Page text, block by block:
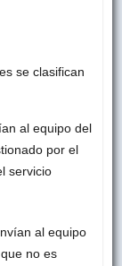
se clasifican
al equipo del
por el
servicio
al equipo
no es